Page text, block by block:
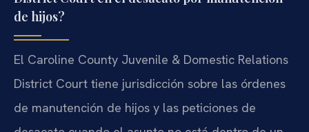
de hijos?
El Caroline County Juvenile & Domestic Relations
District Court tiene jurisdicción sobre las órdenes
de manutención de hijos y las peticiones de